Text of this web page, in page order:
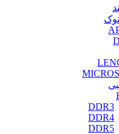
DDR3
DDR4
DDR5